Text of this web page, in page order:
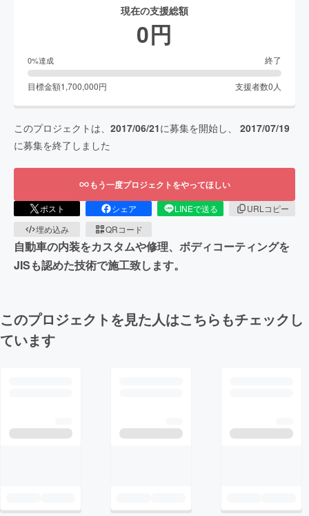
現在の支援総額
0円
0%達成 終了
目標金額1,700,000円 支援者数0 人
このプロジェクトは、 2017/06/21に募集を開始し、 2017/07/19
に募集を終了しました
もう一度プロジェクトをやってほしい
ポスト シェア LINEで送る
URLコピー
埋め込み
QRコード
自動車の内装をカスタムや修理、ボディコーティングを
JISも認めた技術で施工致します。
このプロジェクトを見た人はこちらもチェックし
ています